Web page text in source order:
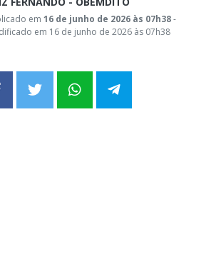
em 16 de junho de 2026 às 07h38-
em 16 de junho de 2026 às 07h38